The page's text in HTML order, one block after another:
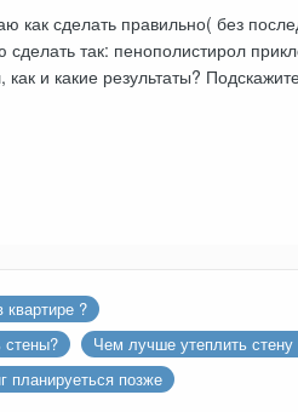
сделать правильно( без
так: пенополистирол
и какие результаты?
квартире ?
стены?
Чем лучше утеплить стену
планируеться позже